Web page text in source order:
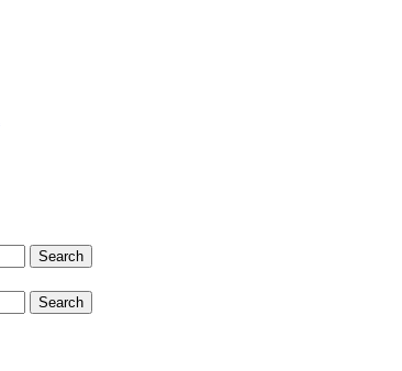
Search
Search